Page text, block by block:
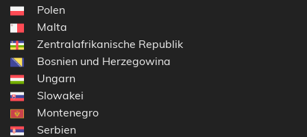
Polen
Malta
Zentralafrikanische Republik
Bosnien und Herzegowina
Ungarn
Slowakei
Montenegro
Serbien